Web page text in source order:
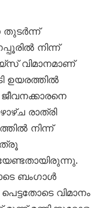
തുടർന്ന്
നിന്ന്
വിമാനമാണ്
ഉയരത്തിൽ
രാത്രി
നിന്ന്
ബംഗാൾ
വിമാനം